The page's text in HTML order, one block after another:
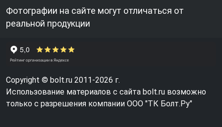
Фотографии на сайте могут отличаться от
реальной продукции
Copyright © bolt.ru 2011-2026 г.
Использование материалов с сайта bolt.ru возможно
только с разрешения компании ООО "ТК Болт.Ру"